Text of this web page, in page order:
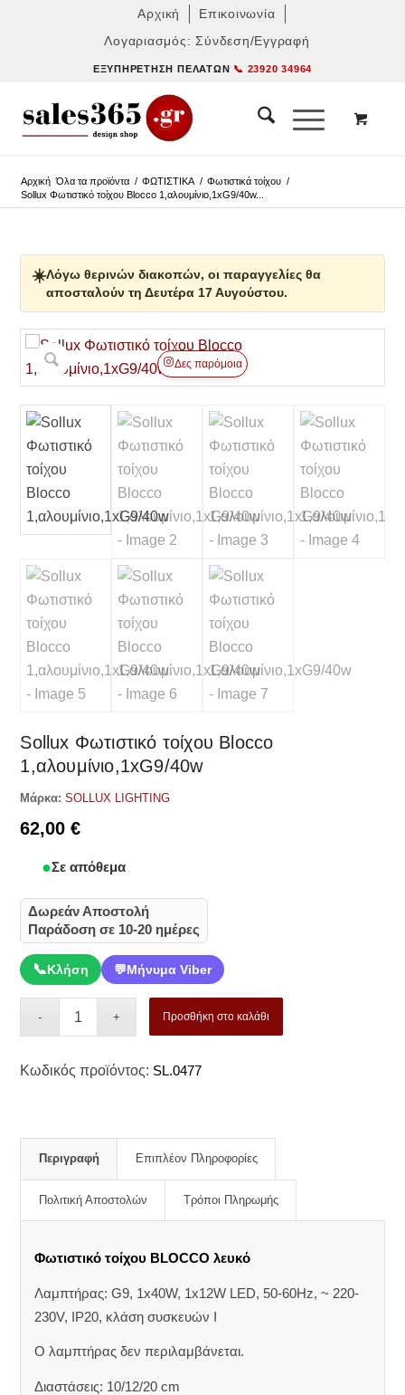
Αρχική
Επικοινωνία
Λογαριασμός: Σύνδεση/Εγγραφή
ΕΞΥΠΗΡΈΤΗΣΗ ΠΕΛΑΤΏΝ 📞 23920 34964
Αρχική Όλα τα προϊόντα / ΦΩΤΙΣΤΙΚΑ / Φωτιστικά τοίχου /
Sollux Φωτιστικό τοίχου Blocco 1,αλουμίνιο,1xG9/40w...
☀️Λόγω θερινών διακοπών, οι παραγγελίες θα
αποσταλούν τη Δευτέρα 17 Αυγούστου.
Δες παρόμοια
Sollux Φωτιστικό τοίχου Blocco
1,αλουμίνιο,1xG9/40w
Μάρκα: SOLLUX LIGHTING
62,00€
Σε απόθεμα
Δωρεάν Αποστολή
Παράδοση σε 10-20 ημέρες
📞Κλήση 💬Μήνυμα Viber
Προσθήκη στο καλάθι
Κωδικός προϊόντος: SL.0477
Περιγραφή Επιπλέον Πληροφορίες
Πολιτική Αποστολών Τρόποι Πληρωμής
Φωτιστικό τοίχου BLOCCO λευκό
Λαμπτήρας: G9, 1x40W, 1x12W LED, 50-60Hz, ~ 220-
230V, IP20, κλάση συσκευών Ι
Ο λαμπτήρας δεν περιλαμβάνεται.
Διαστάσεις: 10/12/20 cm